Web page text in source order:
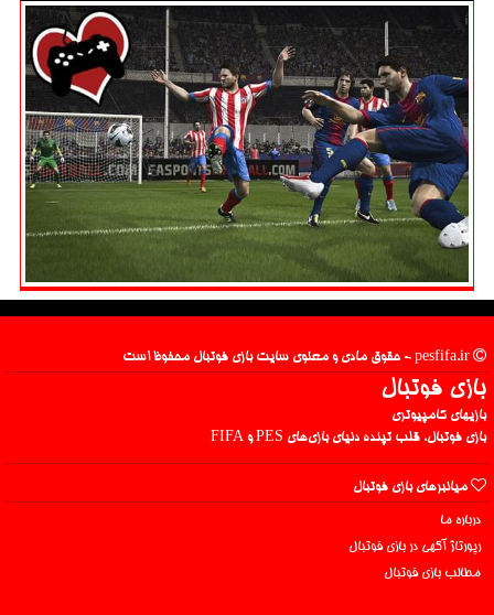
بازی فوتبال
بازیهای کامپیوتری
بازی فوتبال، قلب تپنده دنیای بازی‌های PES و FIFA
میانبرهای بازی فوتبال
درباره ما
رپورتاژ آگهی در بازی فوتبال
مطالب بازی فوتبال